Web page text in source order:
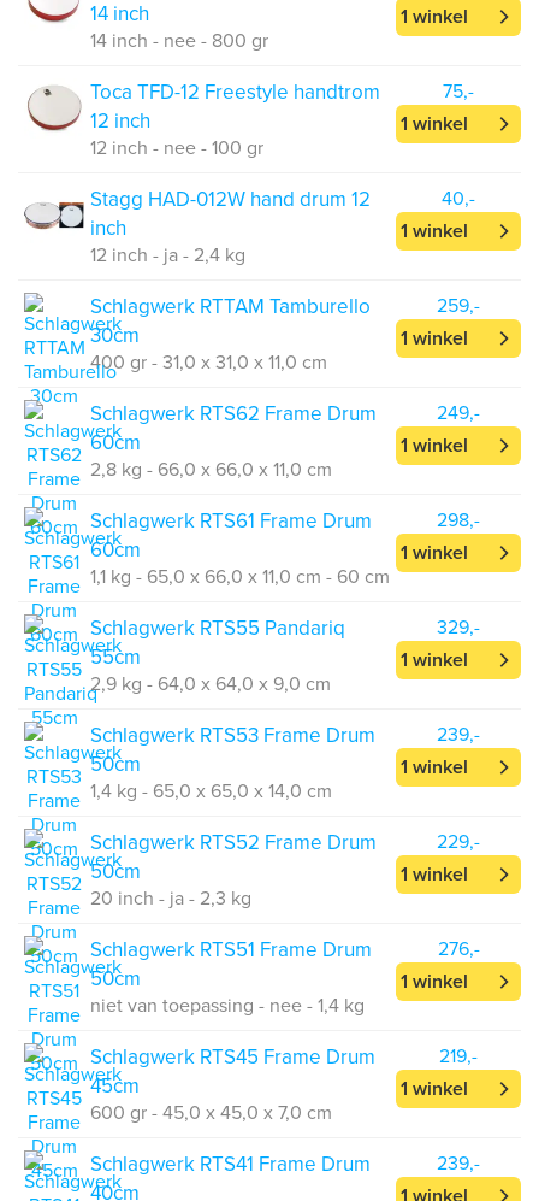
14 inch
14 inch - nee - 800 gr
1 winkel
Toca TFD-12 Freestyle handtrom
12 inch
12 inch - nee - 100 gr
75,-
1 winkel
Stagg HAD-012W hand drum 12
inch
12 inch - ja - 2,4 kg
40,-
1 winkel
Schlagwerk RTTAM Tamburello
30cm
400 gr - 31,0 x 31,0 x 11,0 cm
259,-
1 winkel
Schlagwerk RTS62 Frame Drum
60cm
2,8 kg - 66,0 x 66,0 x 11,0 cm
249,-
1 winkel
Schlagwerk RTS61 Frame Drum
60cm
1,1 kg - 65,0 x 66,0 x 11,0 cm - 60 cm
298,-
1 winkel
Schlagwerk RTS55 Pandariq
55cm
2,9 kg - 64,0 x 64,0 x 9,0 cm
329,-
1 winkel
Schlagwerk RTS53 Frame Drum
50cm
1,4 kg - 65,0 x 65,0 x 14,0 cm
239,-
1 winkel
Schlagwerk RTS52 Frame Drum
50cm
20 inch - ja - 2,3 kg
229,-
1 winkel
Schlagwerk RTS51 Frame Drum
50cm
niet van toepassing - nee - 1,4 kg
276,-
1 winkel
Schlagwerk RTS45 Frame Drum
45cm
600 gr - 45,0 x 45,0 x 7,0 cm
219,-
1 winkel
Schlagwerk RTS41 Frame Drum
40cm
239,-
1 winkel